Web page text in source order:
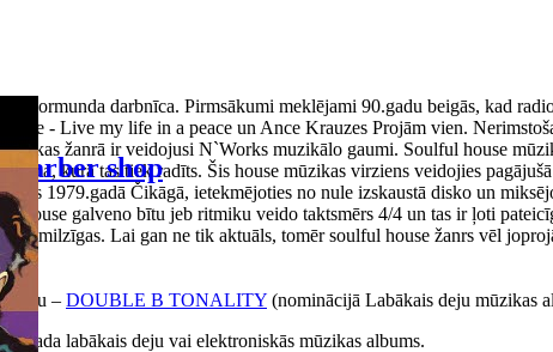
shop
Normunda darbnīca. Pirmsākumi meklējami 90.gadu beigās, kad
- Live my life in a peace un Ance Krauzes Projām vien.
žanrā ir veidojusi N`Works muzikālo gaumi. Soulful house
kurā tas tiek radīts. Šis house mūzikas virziens veidojies
1979.gadā Čikāgā, ietekmējoties no nule izskaustā disko un
House galveno bītu jeb ritmiku veido taktsmērs 4/4 un tas ir ļoti
ir milzīgas. Lai gan ne tik aktuāls, tomēr soulful house žanrs vēl
– DOUBLE B TONALITY (nominācijā Labākais deju mūzikas
labākais deju vai elektroniskās mūzikas albums.